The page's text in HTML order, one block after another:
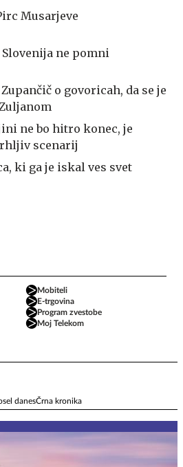
Musarjeve
ne pomni
o govoricah, da se je
ne bo hitro konec, je
scenarij
ki ga je iskal ves svet
Mobiteli
E-trgovina
Program zvestobe
Moj Telekom
danesČrna kronika